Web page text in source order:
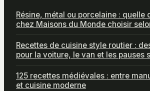
Résine, métal ou porcelaine : quelle
chez Maisons du Monde choisir
Recettes de cuisine style routier :
pour la voiture, le van et les pauses
125 recettes médiévales : entre
et cuisine moderne